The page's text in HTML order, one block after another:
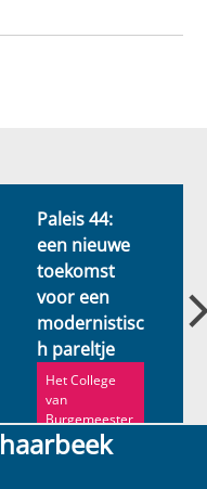
Paleis 44:
een nieuwe
toekomst
voor een
modernistisc
h pareltje
Het College
van
Burgemeester
en Schepenen
heeft de
: